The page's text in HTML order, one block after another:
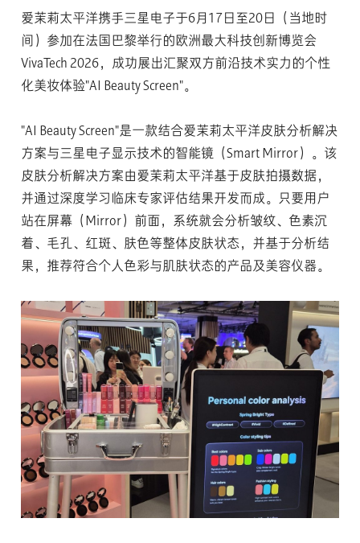
爱茉莉太平洋携手三星电子于6月17日至20日（当地时
间）参加在法国巴黎举行的欧洲最大科技创新博览会
VivaTech 2026，成功展出汇聚双方前沿技术实力的个性
化美妆体验"AI Beauty Screen"。
"AI Beauty Screen"是一款结合爱茉莉太平洋皮肤分析解决
方案与三星电子显示技术的智能镜（Smart Mirror）。该
皮肤分析解决方案由爱茉莉太平洋基于皮肤拍摄数据，
并通过深度学习临床专家评估结果开发而成。只要用户
站在屏幕（Mirror）前面，系统就会分析皱纹、色素沉
着、毛孔、红斑、肤色等整体皮肤状态，并基于分析结
果，推荐符合个人色彩与肌肤状态的产品及美容仪器。